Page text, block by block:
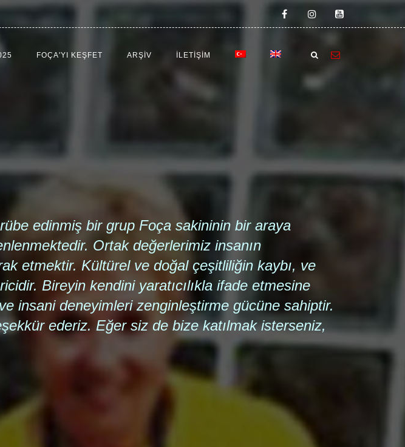
FOÇA'YI KEŞFET ARŞİV İLETIŞIM
edinmiş bir grup Foça sakininin bir araya
Ortak değerlerimiz insanın
etmektir. Kültürel ve doğal çeşitliliğin kaybı, ve
Bireyin kendini yaratıcılıkla ifade etmesine
insani deneyimleri zenginleştirme gücüne sahiptir.
ederiz. Eğer siz de bize katılmak isterseniz,